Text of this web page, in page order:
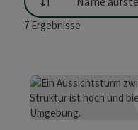
Sortierung
7 Ergebnisse